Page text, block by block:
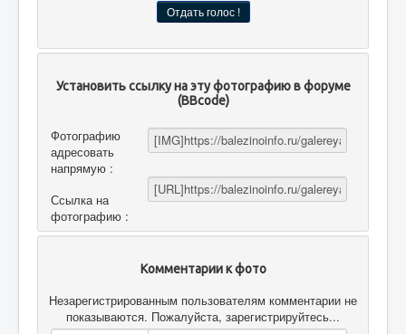
Установить ссылку на эту фотографию в форуме
(BBcode)
Фотографию
адресовать
напрямую :
Ссылка на
фотографию :
Комментарии к фото
Незарегистрированным пользователям комментарии не
показываются. Пожалуйста, зарегистрируйтесь...